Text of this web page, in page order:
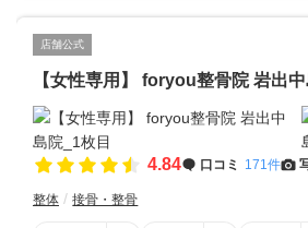
店舗公式
【女性専用】 foryou整骨院 岩出
4.84 口コミ 171件
整体 接骨・整骨